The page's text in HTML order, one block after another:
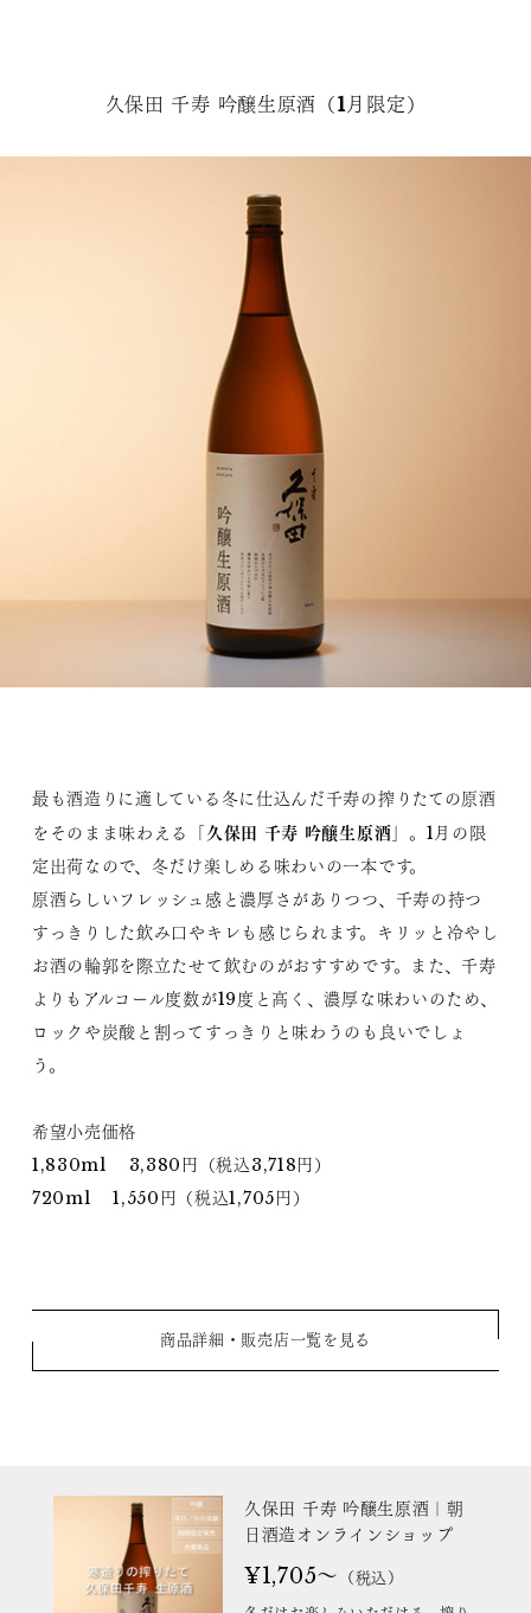
香りを引き立てます。
久保田 千寿 吟醸生原酒（1月限定）
最も酒造りに適している冬に仕込んだ千寿の搾りたての原酒
をそのまま味わえる「久保田 千寿 吟醸生原酒」。1月の限
定出荷なので、冬だけ楽しめる味わいの一本です。
原酒らしいフレッシュ感と濃厚さがありつつ、千寿の持つ
すっきりした飲み口やキレも感じられます。キリッと冷やし
お酒の輪郭を際立たせて飲むのがおすすめです。また、千寿
よりもアルコール度数が19度と高く、濃厚な味わいのため、
ロックや炭酸と割ってすっきりと味わうのも良いでしょ
う。
希望小売価格
1,830ml 3,380円（税込3,718円）
720ml 1,550円（税込1,705円）
商品詳細・販売店一覧を見る
久保田 千寿 吟醸生原酒｜朝
日酒造オンラインショップ
¥1,705～ （税込）